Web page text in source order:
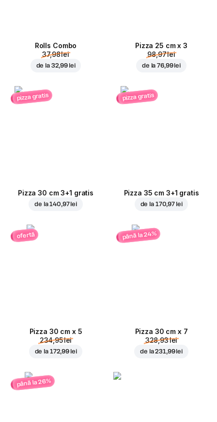
Rolls Combo
37,98 lei
de la 32,99 lei
Pizza 25 cm x 3
98,97 lei
de la76,99 lei
pizza gratis
Pizza 30 cm 3+1 gratis
de la140,97 lei
pizza gratis
Pizza 35 cm 3+1 gratis
de la 170,97 lei
ofertă
Pizza 30 cm x 5
234,95 lei
de la 172,99 lei
până la 24%
Pizza 30 cm x 7
328,93 lei
de la231,99 lei
până la 26%